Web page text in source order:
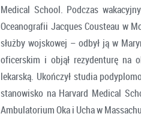
Medical School. Podczas
Oceanografii Jacques Cousteau w
służby wojskowej – odbył ją w
oficerskim i objął rezydenturę na
lekarską. Ukończył studia
stanowisko na Harvard Medical
Ambulatorium Oka i Ucha w